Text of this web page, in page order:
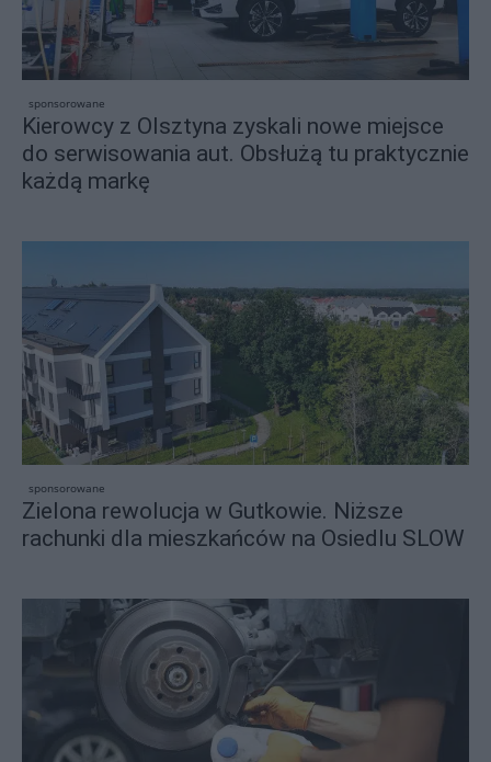
sponsorowane
Kierowcy z Olsztyna zyskali nowe miejsce
do serwisowania aut. Obsłużą tu praktycznie
każdą markę
sponsorowane
Zielona rewolucja w Gutkowie. Niższe
rachunki dla mieszkańców na Osiedlu SLOW